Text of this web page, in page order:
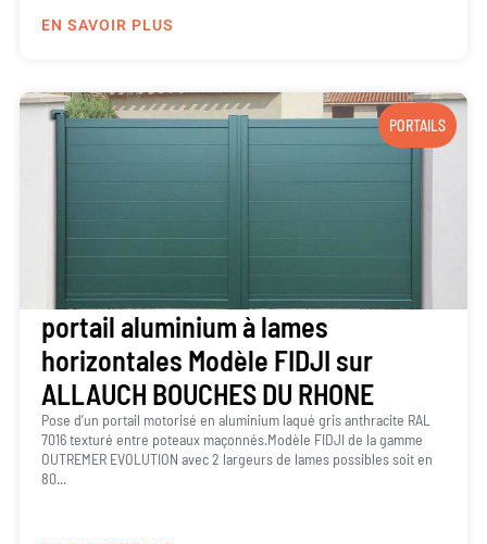
EN SAVOIR PLUS
PORTAILS
portail aluminium à lames
horizontales Modèle FIDJI sur
ALLAUCH BOUCHES DU RHONE
Pose d’un portail motorisé en aluminium laqué gris anthracite RAL
7016 texturé entre poteaux maçonnés.Modèle FIDJI de la gamme
OUTREMER EVOLUTION avec 2 largeurs de lames possibles soit en
80...